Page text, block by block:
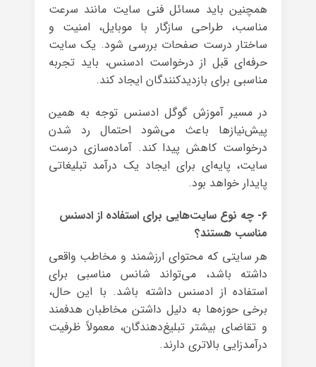
همچنین باید مسائل فنی سایت مانند سرعت
مناسب، طراحی سازگار با موبایل، امنیت و
ساختار درست صفحات بررسی شود. یک سایت
حرفه‌ای قبل از درخواست ادسنس، باید تجربه
مناسبی برای بازدیدکنندگان ایجاد کند.
در مسیر آموزش گوگل ادسنس توجه به همین
پیش‌نیازها باعث می‌شود احتمال رد شدن
درخواست کاهش پیدا کند. آماده‌سازی درست
سایت، پایه‌ای برای ایجاد یک درآمد تبلیغاتی
پایدار خواهد بود.
۶- چه نوع سایت‌هایی برای استفاده از ادسنس
مناسب هستند؟
هر سایتی که محتوای ارزشمند و مخاطب واقعی
داشته باشد، می‌تواند شانس مناسبی برای
استفاده از ادسنس داشته باشد. با این حال،
برخی حوزه‌ها به دلیل داشتن مخاطبان هدفمند
و تقاضای بیشتر تبلیغ‌دهندگان، معمولاً ظرفیت
درآمدزایی بالاتری دارند.